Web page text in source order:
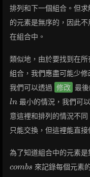
排列和下一個組合。但
的元素是無序的，因此
在組合中。
類似地，由於要找到在
組合，我們應盡可能少修
我們可以透過 修改 最
ln 最小的情況，我們可
意這裡和排列的情況不
只能交換，但這裡能直接
為了知道組合中的元素
combs 來記錄每個元素